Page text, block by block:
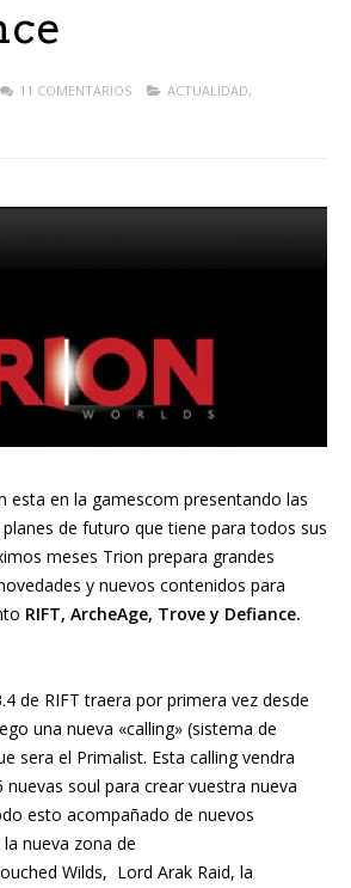
11 COMENTARIOS ACTUALIDAD,
esta en la gamescom presentando las
de futuro que tiene para todos sus
meses Trion prepara grandes
y nuevos contenidos para
RIFT, ArcheAge, Trove y Defiance.
de RIFT traera por primera vez desde
una nueva «calling» (sistema de
sera el Primalist. Esta calling vendra
nuevas soul para crear vuestra nueva
esto acompañado de nuevos
nueva zona de
Wilds, Lord Arak Raid, la